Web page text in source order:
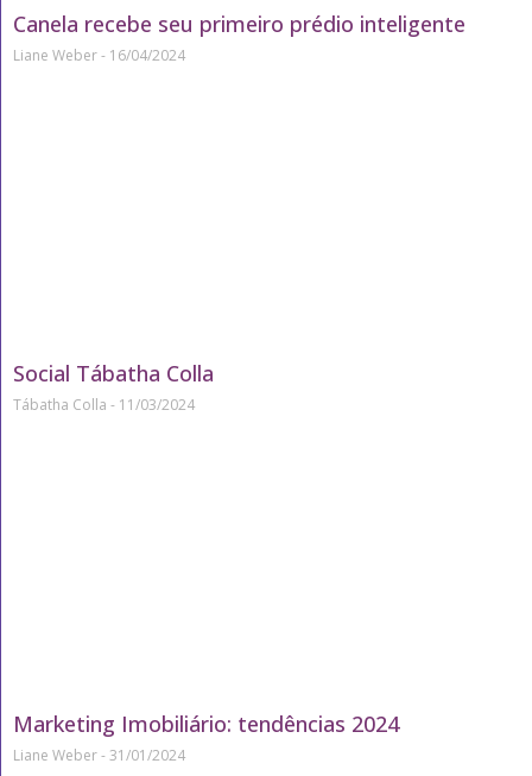
Canela recebe seu primeiro prédio inteligente
Liane Weber 16/04/2024
Social Tábatha Colla
Tábatha Colla 11/03/2024
Marketing Imobiliário: tendências 2024
Liane Weber 31/01/2024